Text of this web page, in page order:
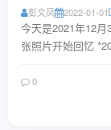
彭文凤 2022-01-01
今天是2021年12
张照片开始回忆
0